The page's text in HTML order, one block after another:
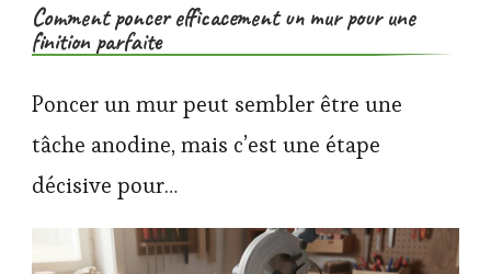
Comment poncer efficacement un mur pour une
finition parfaite
Poncer un mur peut sembler être une
tâche anodine, mais c’est une étape
décisive pour…